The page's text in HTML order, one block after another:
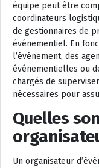
équipe peut être
coordinateurs
de gestionnaires de
événementiel. En
l’événement, des
événementielles ou
chargés de
nécessaires pour
Quelles
Un organisateur